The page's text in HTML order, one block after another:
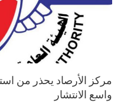
مركز الأرصاد يحذر من
واسع الانتشار